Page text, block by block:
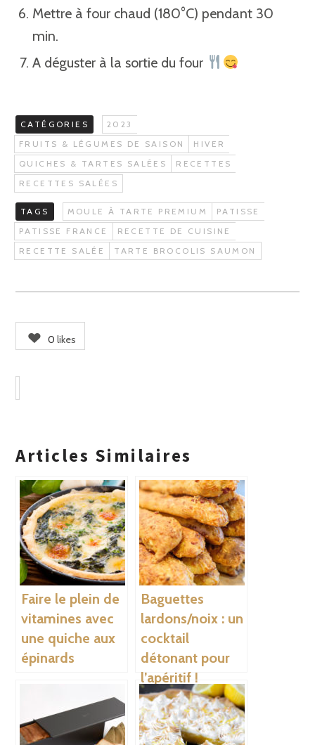
Mettre à four chaud (180°C) pendant 30
min.
A déguster à la sortie du four
CATÉGORIES
2023
FRUITS & LÉGUMES DE SAISON
HIVER
QUICHES & TARTES SALÉES
RECETTES
RECETTES SALÉES
TAGS MOULE À TARTE PREMIUM
PATISSE
PATISSE FRANCE
RECETTE DE CUISINE
RECETTE SALÉE
TARTE BROCOLIS SAUMON
0 likes
Articles Similaires
Faire le plein de
vitamines avec
une quiche aux
épinards
Baguettes
lardons/noix : un
cocktail
détonant pour
l’apéritif !